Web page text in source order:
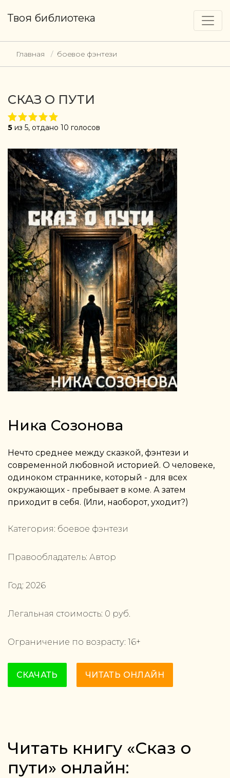
Твоя библиотека
Главная боевое фэнтези
СКАЗ О ПУТИ
5 из 5, отдано 10 голосов
Ника Созонова
Нечто среднее между сказкой, фэнтези и
современной любовной историей. О человеке,
одиноком страннике, который - для всех
окружающих - пребывает в коме. А затем
приходит в себя. (Или, наоборот, уходит?)
Категория: боевое фэнтези
Правообладатель: Автор
Год: 2026
Легальная стоимость: 0 руб.
Ограничение по возрасту: 16+
СКАЧАТЬ ЧИТАТЬ ОНЛАЙН
Читать книгу «Сказ о
пути» онлайн: